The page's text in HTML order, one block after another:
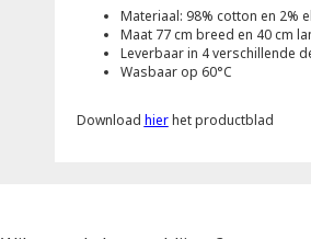
Materiaal: 98% cotton en 2%
Maat 77 cm breed en 40 cm
Leverbaar in 4 verschillende
Wasbaar op 60°C
Download hierhet productblad